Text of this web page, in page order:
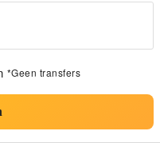
*Geen transfers